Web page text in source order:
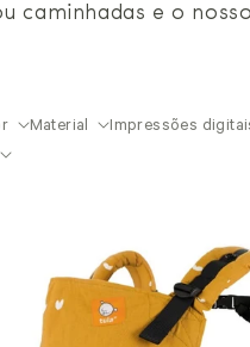
caminhadas e o
Material Impressões